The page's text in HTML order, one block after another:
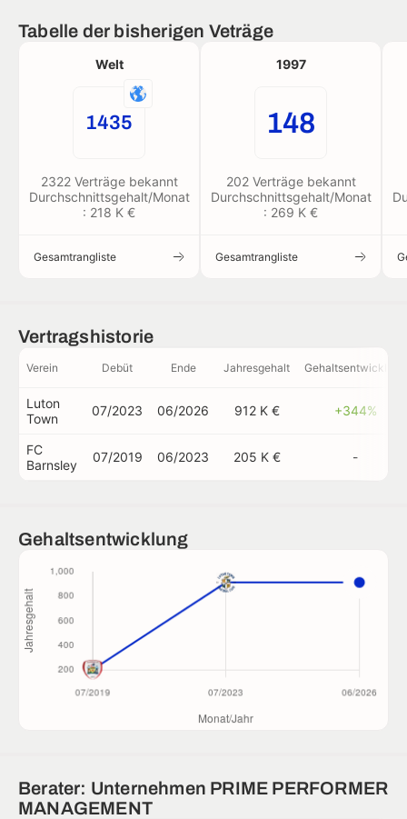
Tabelle der bisherigen Veträge
Welt
1435
2322 Verträge bekannt
Durchschnittsgehalt/Monat
: 218 K €
Gesamtrangliste
1997
148
202 Verträge bekannt
Durchschnittsgehalt/Monat
: 269 K €
Gesamtrangliste
Vertragshistorie
Verein Debüt Ende Jahresgehalt Gehaltsentwicklung
Luton
Town
07/2023 06/2026 912 K € +344%
FC
Barnsley
07/2019 06/2023 205 K € -
Gehaltsentwicklung
Berater: Unternehmen PRIME PERFORMER
MANAGEMENT